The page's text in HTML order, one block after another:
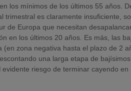
los mínimos de los últimos 55 años.
trimestral es claramente insuficiente,
de Europa que necesitan
en los últimos 20 años. Es más, las
(en zona negativa hasta el plazo de 2
una larga etapa de
riesgo de terminar cayendo en